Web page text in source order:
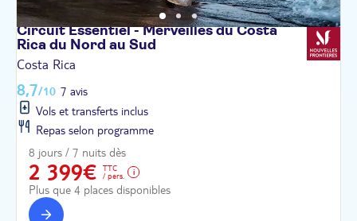
Circuit Essentiel - Merveilles du Costa
Rica du Nord au Sud
Costa Rica
8,7/10 7 avis
Vols et transferts inclus
Repas selon programme
8 jours / 7 nuits dès
2 399€
TTC
/ pers.
Plus que 4 places disponibles